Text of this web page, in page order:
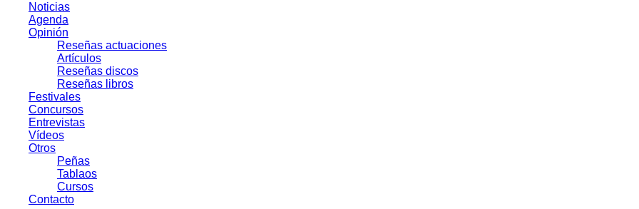
Noticias
Agenda
Opinión
Reseñas actuaciones
Artículos
Reseñas discos
Reseñas libros
Festivales
Concursos
Entrevistas
Vídeos
Otros
Peñas
Tablaos
Cursos
Contacto